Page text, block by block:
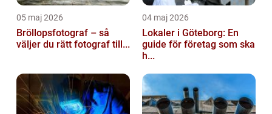
05 maj 2026
Bröllopsfotograf – så
väljer du rätt fotograf till...
04 maj 2026
Lokaler i Göteborg: En
guide för företag som ska
h...